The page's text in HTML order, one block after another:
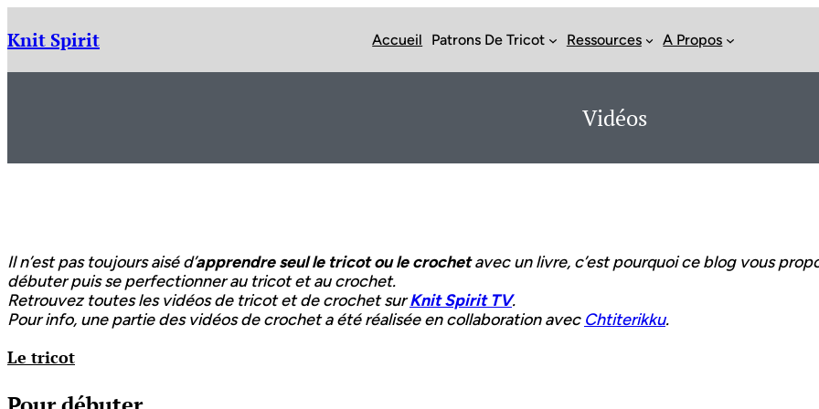
contenu
Knit Spirit Accueil Patrons De Tricot Ressources A Propos
Vidéos
Il n’est pas toujours aisé d’apprendre seul le tricot ou le crochetavec un livre, c’est pourquoi ce blog vous
débuter puis se perfectionner au tricot et au crochet.
Retrouvez toutes les vidéos de tricot et de crochet surKnit Spirit TV.
Pour info, une partie des vidéos de crochet a été réalisée en collaboration avec Chtiterikku.
Le tricot